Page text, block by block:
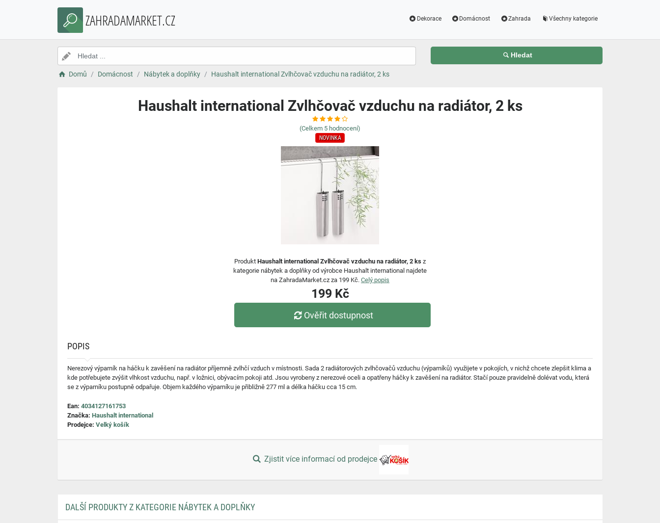
ZAHRADAMARKET.CZ Dekorace Domácnost Zahrada Všechny kategorie
Hledat
Domů Domácnost Nábytek a doplňky Haushalt international Zvlhčovač vzduchu na radiátor, 2 ks
Haushalt international Zvlhčovač vzduchu na radiátor, 2 ks
(Celkem 5 hodnocení)
NOVINKA
Produkt Haushalt international Zvlhčovač vzduchu na radiátor, 2 ks z
kategorie nábytek a doplňky od výrobce Haushalt international najdete
na ZahradaMarket.cz za 199 Kč. Celý popis
199 Kč
Ověřit dostupnost
POPIS
Nerezový výparník na háčku k zavěšení na radiátor příjemně zvlhčí vzduch v místnosti. Sada 2 radiátorových zvlhčovačů vzduchu (výparníků) využijete v pokojích, v nichž chcete zlepšit klima a
kde potřebujete zvýšit vlhkost vzduchu, např. v ložnici, obývacím pokoji atd. Jsou vyrobeny z nerezové oceli a opatřeny háčky k zavěšení na radiátor. Stačí pouze pravidelně dolévat vodu, která
se z výparníku postupně odpařuje. Objem každého výparníku je přibližně 277 ml a délka háčku cca 15 cm.
Ean: 4034127161753
Značka: Haushalt international
Prodejce: Velký košík
Zjistit více informací od prodejce
DALŠÍ PRODUKTY Z KATEGORIE NÁBYTEK A DOPLŇKY